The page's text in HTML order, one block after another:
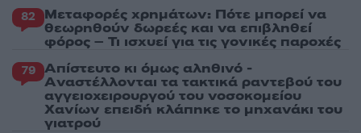
82 Μεταφορές χρημάτων: Πότε μπορεί να
θεωρηθούν δωρεές και να επιβληθεί
φόρος – Τι ισχυεί για τις γονικές παροχές
79 Απίστευτο κι όμως αληθινό -
Aναστέλλονται τα τακτικά ραντεβού του
αγγειοχειρουργού του νοσοκομείου
Χανίων επειδή κλάπηκε το μηχανάκι του
γιατρού